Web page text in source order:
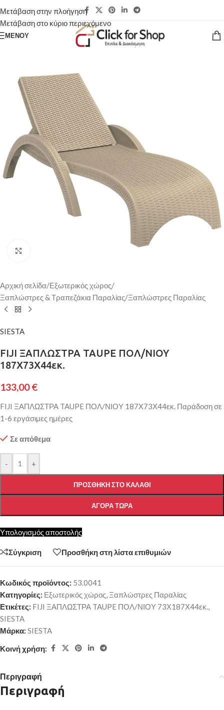
Μετάβαση στην πλοήγηση
Μετάβαση στο κύριο περιεχόμενο
ΜΕΝΟΎ
Αρχική σελίδα/Εξωτερικός χώρος/
Ξαπλώστρες & Τραπεζάκια Παραλίας/Ξαπλώστρες Παραλίας
SIESTA
FIJI ΞΑΠΛΩΣΤΡΑ TAUPE ΠΟΛ/ΝΙΟΥ
187X73Χ44εκ.
133,00€
FIJI ΞΑΠΛΩΣΤΡΑ TAUPE ΠΟΛ/ΝΙΟΥ 187X73Χ44εκ. Παράδοση σε
1-6 εργάσιμες ημέρες
Σε απόθεμα
- +
ΠΡΟΣΘΉΚΗ ΣΤΟ ΚΑΛΆΘΙ
ΑΓΟΡΆ ΤΏΡΑ
Υπολογισμός αποστολής
Σύγκριση Προσθήκη στη λίστα επιθυμιών
Κωδικός προϊόντος: 53.0041
Κατηγορίες: Εξωτερικός χώρος, Ξαπλώστρες Παραλίας
Ετικέτες: FIJI ΞΑΠΛΩΣΤΡΑ TAUPE ΠΟΛ/ΝΙΟΥ 73Χ187Χ44εκ.,
SIESTA
Μάρκα: SIESTA
Κοινή χρήση:
Περιγραφή
Περιγραφή